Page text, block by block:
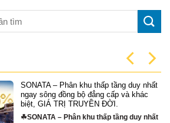
SONATA – Phân khu thấp tầng duy nhất
ngay sông đồng bộ đẳng cấp và khác
biệt, GIÁ TRỊ TRUYỀN ĐỜI.
☘SONATA – Phân khu thấp tầng duy nhất